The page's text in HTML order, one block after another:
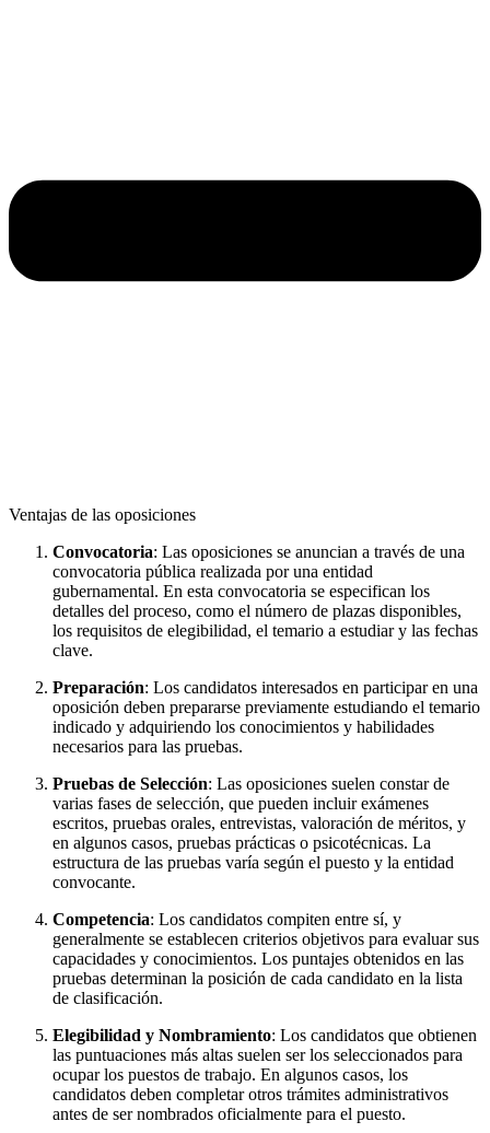
Ventajas de las oposiciones
Convocatoria: Las oposiciones se anuncian a través de una
convocatoria pública realizada por una entidad
gubernamental. En esta convocatoria se especifican los
detalles del proceso, como el número de plazas disponibles,
los requisitos de elegibilidad, el temario a estudiar y las fechas
clave.
Preparación: Los candidatos interesados en participar en una
oposición deben prepararse previamente estudiando el temario
indicado y adquiriendo los conocimientos y habilidades
necesarios para las pruebas.
Pruebas de Selección: Las oposiciones suelen constar de
varias fases de selección, que pueden incluir exámenes
escritos, pruebas orales, entrevistas, valoración de méritos, y
en algunos casos, pruebas prácticas o psicotécnicas. La
estructura de las pruebas varía según el puesto y la entidad
convocante.
Competencia: Los candidatos compiten entre sí, y
generalmente se establecen criterios objetivos para evaluar sus
capacidades y conocimientos. Los puntajes obtenidos en las
pruebas determinan la posición de cada candidato en la lista
de clasificación.
Elegibilidad y Nombramiento: Los candidatos que obtienen
las puntuaciones más altas suelen ser los seleccionados para
ocupar los puestos de trabajo. En algunos casos, los
candidatos deben completar otros trámites administrativos
antes de ser nombrados oficialmente para el puesto.